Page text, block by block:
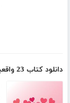
دانلود کتاب 23 واقعیت عشق حقیقی